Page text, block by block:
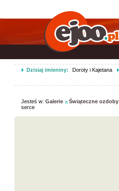
Dzisiaj imieniny: Doroty i Kajetana
Jesteś w:Galerie Świąteczne ozdoby
serce